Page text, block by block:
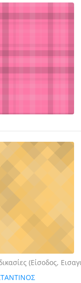
(Είσοδος,